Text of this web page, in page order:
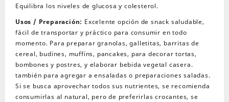
Equilibra los niveles de glucosa y colesterol.
Usos / Preparación: Excelente opción de snack saludable,
fácil de transportar y práctico para consumir en todo
momento. Para preparar granolas, galletitas, barritas de
cereal, budines, muffins, pancakes, para decorar tortas,
bombones y postres, y elaborar bebida vegetal casera.
también para agregar a ensaladas o preparaciones saladas.
Si se busca aprovechar todos sus nutrientes, se recomienda
consumirlas al natural, pero de preferirlas crocantes, se